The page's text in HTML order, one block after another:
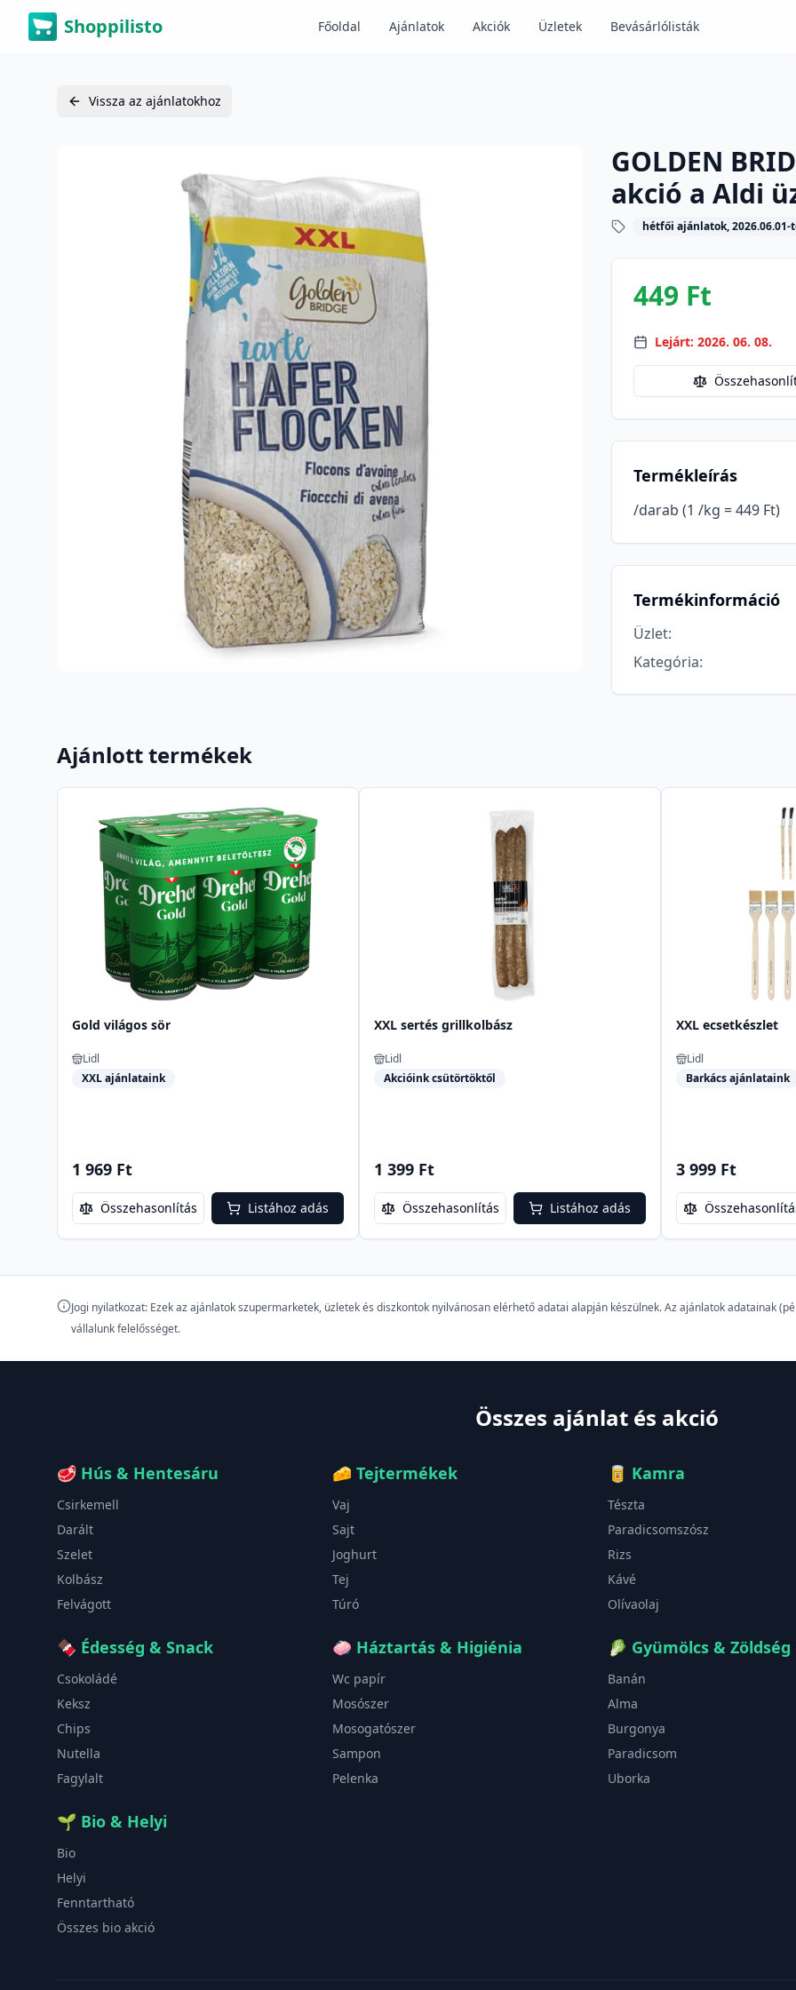
Shoppilisto Főoldal Ajánlatok Akciók Üzletek Bevásárlólisták
Vissza az ajánlatokhoz
GOLDEN
akció a Aldi
hétfői ajánlatok, 2026.06.01-
449 Ft
Lejárt: 2026. 06. 08.
Termékleírás
/darab (1 /kg = 449 Ft)
Termékinformáció
Üzlet:
Kategória:
Ajánlott termékek
Gold világos sör
Lidl
XXL ajánlataink
1 969 Ft
Összehasonlítás Listához adás
XXL sertés grillkolbász
Lidl
Akcióink csütörtöktől
1 399 Ft
Összehasonlítás Listához adás
XXL ecsetkészlet
Lidl
Barkács ajánlataink
3 999 Ft
Jogi nyilatkozat: Ezek az ajánlatok szupermarketek, üzletek és diszkontok nyilvánosan elérhető adatai alapján készülnek. Az ajánlatok adatainak
vállalunk felelősséget.
Összes ajánlat és akció
🥩 Hús & Hentesáru
Csirkemell
Darált
Szelet
Kolbász
Felvágott
🧀 Tejtermékek
Vaj
Sajt
Joghurt
Tej
Túró
🥫 Kamra
Tészta
Paradicsomszósz
Rizs
Kávé
Olívaolaj
🍫 Édesség & Snack
Csokoládé
Keksz
Chips
Nutella
Fagylalt
🧼 Háztartás & Higiénia
Wc papír
Mosószer
Mosogatószer
Sampon
Pelenka
🥬 Gyümölcs & Zöldség
Banán
Alma
Burgonya
Paradicsom
Uborka
🌱 Bio & Helyi
Bio
Helyi
Fenntartható
Összes bio akció